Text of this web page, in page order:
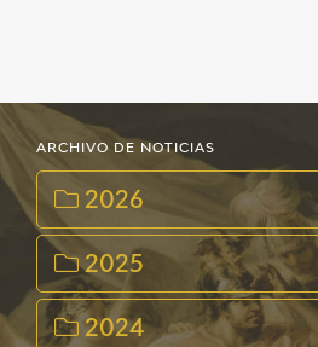
ARCHIVO DE NOTICIAS
2026
2025
2024